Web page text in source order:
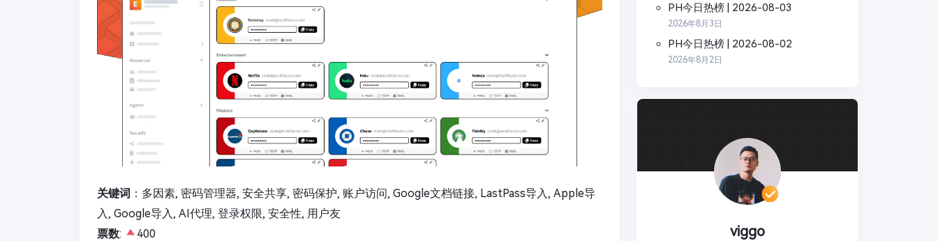
关键词 ：多因素, 密码管理器, 安全共享, 密码保护, 账户访问, Google文档链接, LastPass导入, Apple导
入, Google导入, AI代理, 登录权限, 安全性, 用户友
票数:
400
PH今日热榜 | 2026-08-03
2026年8月3日
PH今日热榜 | 2026-08-02
2026年8月2日
viggo